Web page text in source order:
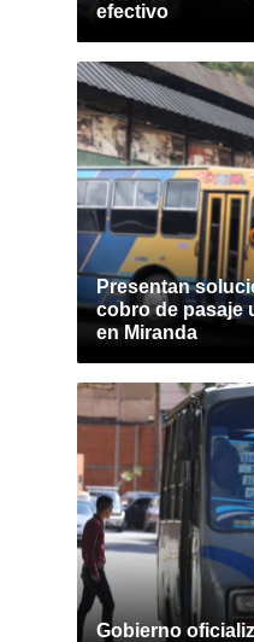
efectivo
Presentan
cobro de pasaje
en Miranda
Gobierno